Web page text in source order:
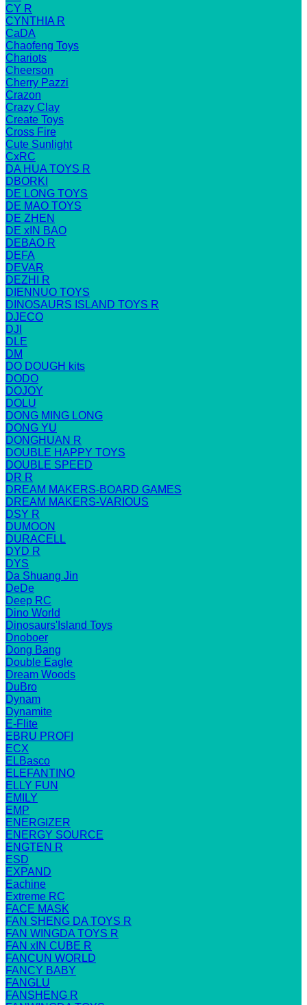
CY R
CYNTHIA R
CaDA
Chaofeng Toys
Chariots
Cheerson
Cherry Pazzi
Crazon
Crazy Clay
Create Toys
Cross Fire
Cute Sunlight
CxRC
DA HUA TOYS R
DBORKI
DE LONG TOYS
DE MAO TOYS
DE ZHEN
DE xIN BAO
DEBAO R
DEFA
DEVAR
DEZHI R
DIENNUO TOYS
DINOSAURS ISLAND TOYS R
DJECO
DJI
DLE
DM
DO DOUGH kits
DODO
DOJOY
DOLU
DONG MING LONG
DONG YU
DONGHUAN R
DOUBLE HAPPY TOYS
DOUBLE SPEED
DR R
DREAM MAKERS-BOARD GAMES
DREAM MAKERS-VARIOUS
DSY R
DUMOON
DURACELL
DYD R
DYS
Da Shuang Jin
DeDe
Deep RC
Dino World
Dinosaurs'Island Toys
Dnoboer
Dong Bang
Double Eagle
Dream Woods
DuBro
Dynam
Dynamite
E-Flite
EBRU PROFI
ECX
ELBasco
ELEFANTINO
ELLY FUN
EMILY
EMP
ENERGIZER
ENERGY SOURCE
ENGTEN R
ESD
EXPAND
Eachine
Extreme RC
FACE MASK
FAN SHENG DA TOYS R
FAN WINGDA TOYS R
FAN xIN CUBE R
FANCUN WORLD
FANCY BABY
FANGLU
FANSHENG R